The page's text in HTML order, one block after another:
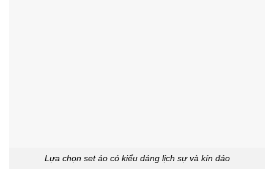
Lựa chọn set áo có kiểu dáng lịch sự và kín đáo